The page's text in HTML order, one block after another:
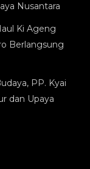
Nusantara
Ki Ageng
Berlangsung
PP. Kyai
dan Upaya